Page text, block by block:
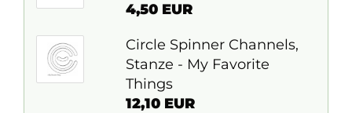
4,50 EUR
Circle Spinner Channels,
Stanze - My Favorite
Things
12,10 EUR